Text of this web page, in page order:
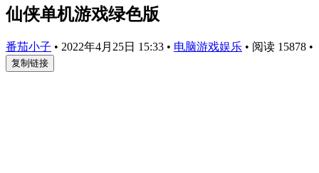
仙侠单机游戏绿色版
番茄小子 • 2022年4月25日 15:33 • 电脑游戏娱乐 • 阅读 15878 •
复制链接